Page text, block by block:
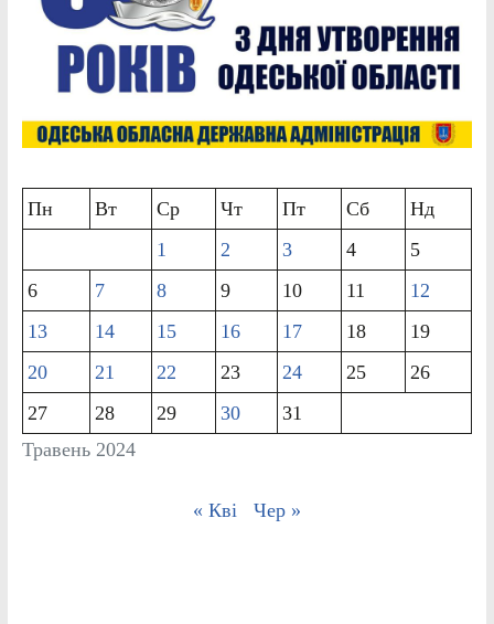
Травень 2024
Пн Вт Ср Чт Пт Сб
Нд
1
2 3 4
5
6
7 8 9 10 11
12
13
14 15 16 17 18
19
20
21 22 23 24 25
26
27
28 29 30 31
« Кві Чер »